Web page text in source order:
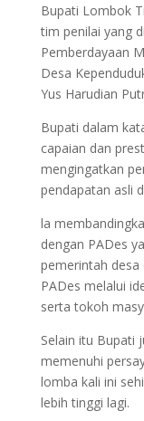
Bupati Lombok
tim penilai yang
Pemberdayaan
Desa
Yus Harudian
Bupati dalam
capaian dan
mengingatkan
pendapatan asli
la
dengan PADes
pemerintah
PADes melalui
serta tokoh
Selain itu Bupati
memenuhi
lomba kali ini
lebih tinggi lagi.